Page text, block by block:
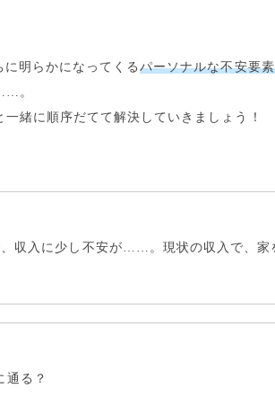
に明らかになってくるパーソナルな不安要素
。
一緒に 順序だてて解決 していきましょう！
収入に少し不安が……。 現状の収入で、
通る？